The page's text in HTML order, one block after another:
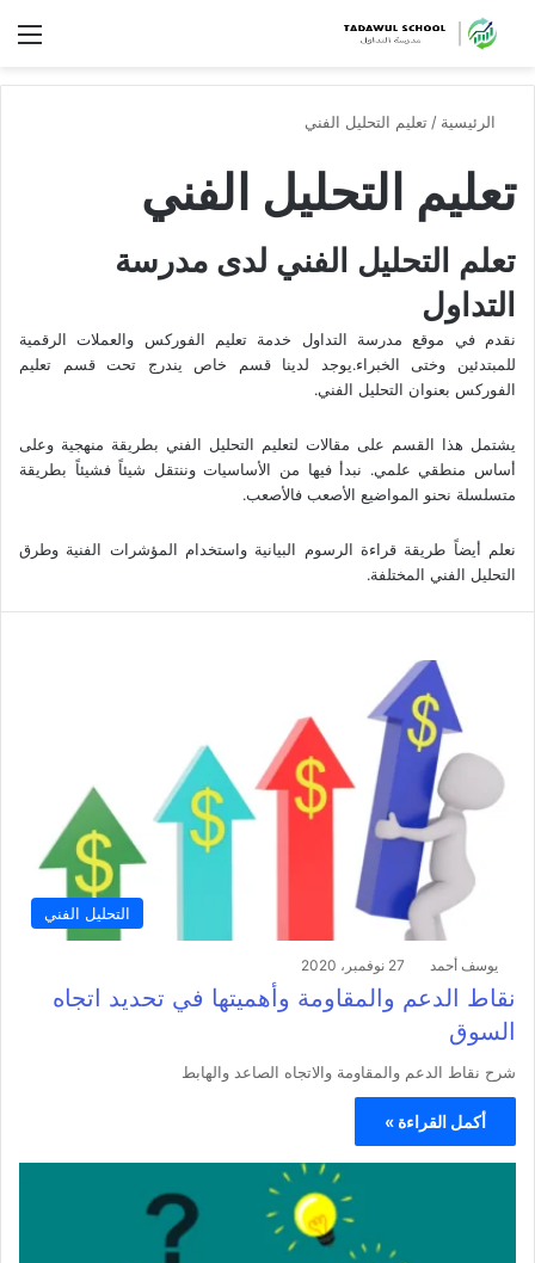
الرئيسية / تعليم التحليل الفني
تعليم التحليل الفني
تعلم التحليل الفني لدى مدرسة
التداول
نقدم في موقع مدرسة التداول خدمة تعليم الفوركس والعملات الرقمية
للمبتدئين وختى الخبراء.يوجد لدينا قسم خاص يندرج تحت قسم تعليم
الفوركس بعنوان التحليل الفني.
يشتمل هذا القسم على مقالات لتعليم التحليل الفني بطريقة منهجية وعلى
أساس منطقي علمي. نبدأ فيها من الأساسيات وننتقل شيئاً فشيئاً بطريقة
متسلسلة نحنو المواضيع الأصعب فالأصعب.
نعلم أيضاً طريقة قراءة الرسوم البيانية واستخدام المؤشرات الفنية وطرق
التحليل الفني المختلفة.
التحليل الفني
يوسف أحمد 27 نوفمبر، 2020
نقاط الدعم والمقاومة وأهميتها في تحديد اتجاه
السوق
شرح نقاط الدعم والمقاومة والاتجاه الصاعد والهابط
أكمل القراءة »